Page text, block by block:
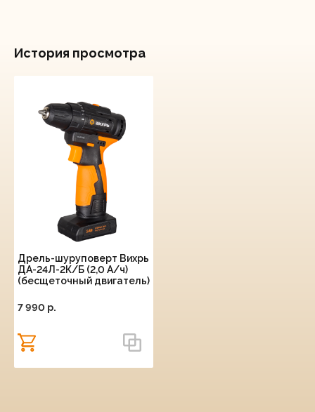
История просмотра
Дрель-шуруповерт Вихрь
ДА-24Л-2К/Б (2,0 А/ч)
(бесщеточный двигатель)
7 990 p.